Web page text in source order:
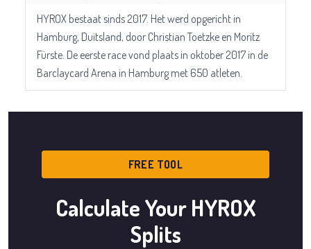
HYROX bestaat sinds 2017. Het werd opgericht in
Hamburg, Duitsland, door Christian Toetzke en Moritz
Fürste. De eerste race vond plaats in oktober 2017 in de
Barclaycard Arena in Hamburg met 650 atleten.
FREE TOOL
Calculate Your HYROX
Splits